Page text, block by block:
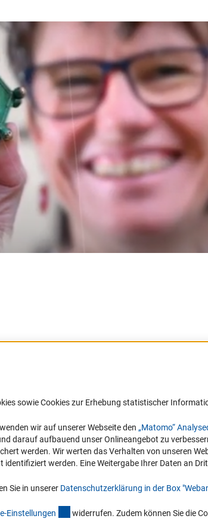
mit Behinderungen
Erklärung zur Barrierefreiheit
Barriere melden
in Ihr
die Ausgaben
Zum
sowie Cookies zur Erhebung statistischer
wir auf unserer Webseite den „Matomo“
darauf aufbauend unser Onlineangebot zu
werden. Wir werten das Verhalten von unseren
werden. Eine Weitergabe Ihrer Daten an
Sie in unserer Datenschutzerklärung in der Box
Einstellungen (interner Link)
widerrufen. Zudem können Sie die